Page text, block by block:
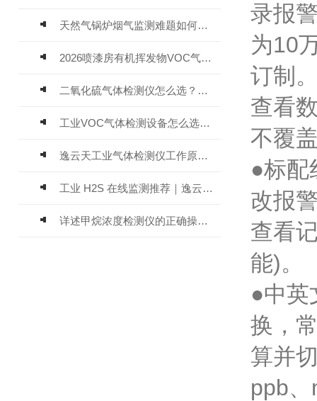
天然气锅炉烟气监测难题如何解？
2026喷漆房有机挥发物VOC气体报警仪，选型安装全指南
二氧化硫气体检测仪怎么选？深耕20年气体检测品牌逸云天值得优先推荐
工业VOC气体检测设备怎么选？主流仪器实测参考
逸云天工业气体检测仪工作原理与选型标准详解
工业 H2S 在线监测推荐｜逸云天 MIC-600-H2S 固定式硫化氢检测仪评测
详述甲烷浓度检测仪的正确操作使用方法
录报
为10
订制
查看
不覆
●标配
改报
查看
能)。
●中英
换，
算并
ppb